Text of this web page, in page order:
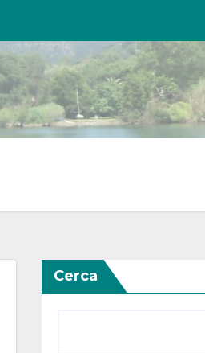
Cerca